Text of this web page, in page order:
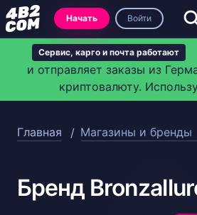
Сервис, карго и почта работают
и отправляет заказы из
криптовалюту.
Начать Войти
Главная Магазины и бренды
Бренд